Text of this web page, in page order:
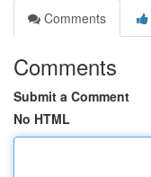
Comments
Comments
Submit a Comment
No HTML